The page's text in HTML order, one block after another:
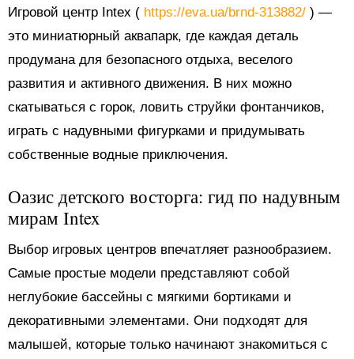
Игровой центр Intex ( https://eva.ua/brnd-313882/ ) —
это миниатюрный аквапарк, где каждая деталь
продумана для безопасного отдыха, веселого
развития и активного движения. В них можно
скатываться с горок, ловить струйки фонтанчиков,
играть с надувными фигурками и придумывать
собственные водные приключения.
Оазис детского восторга: гид по надувным
мирам Intex
Выбор игровых центров впечатляет разнообразием.
Самые простые модели представляют собой
неглубокие бассейны с мягкими бортиками и
декоративными элементами. Они подходят для
малышей, которые только начинают знакомиться с